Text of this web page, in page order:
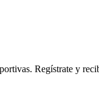
Regístrate y